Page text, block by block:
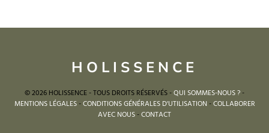
HOLISSENCE
© 2026 HOLISSENCE - TOUS DROITS RÉSERVÉS -QUI SOMMES-NOUS ?-
MENTIONS LÉGALES-CONDITIONS GÉNÉRALES D'UTILISATION-COLLABORER
AVEC NOUS-CONTACT